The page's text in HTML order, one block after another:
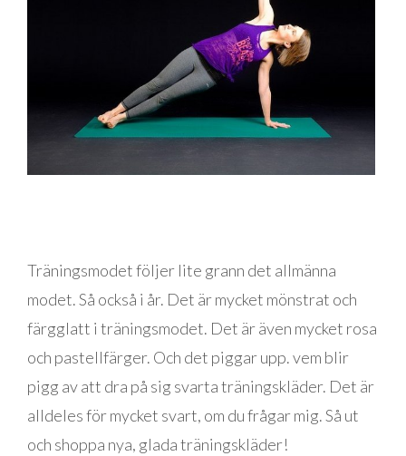
Träningsmodet följer lite grann det allmänna
modet. Så också i år. Det är mycket mönstrat och
färgglatt i träningsmodet. Det är även mycket rosa
och pastellfärger. Och det piggar upp. vem blir
pigg av att dra på sig svarta träningskläder. Det är
alldeles för mycket svart, om du frågar mig. Så ut
och shoppa nya, glada träningskläder!